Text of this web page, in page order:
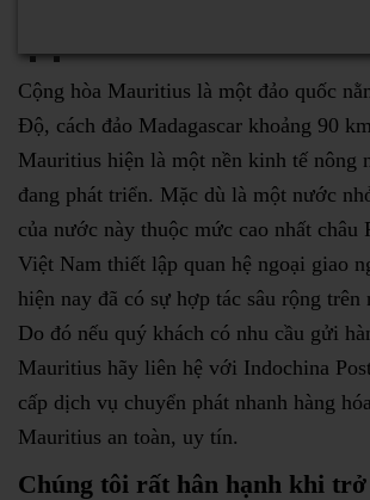
Cộng hòa Mauritius là một đảo quốc
Độ, cách đảo Madagascar khoảng 90
Mauritius hiện là một nền kinh tế nông
đang phát triển. Mặc dù là một nước
của nước này thuộc mức cao nhất châu
Việt Nam thiết lập quan hệ ngoại giao
hiện nay đã có sự hợp tác sâu rộng
Do đó nếu quý khách có nhu cầu gửi
Mauritius hãy liên hệ với Indochina
cấp dịch vụ chuyển phát nhanh hàng
Mauritius an toàn, uy tín.
Chúng tôi rất hân hạnh khi